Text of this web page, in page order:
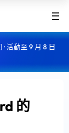
· 活動至 9 月 8 日
的